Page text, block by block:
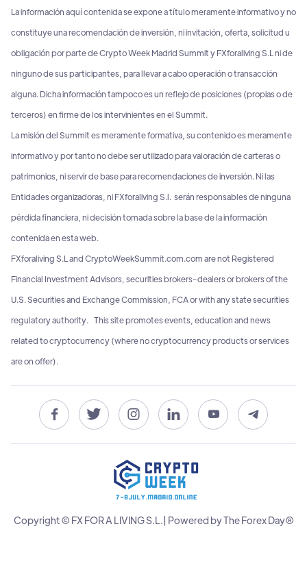
La información aquí contenida se expone a título meramente informativo y no
constituye una recomendación de inversión, ni invitación, oferta, solicitud u
obligación por parte de Crypto Week Madrid Summit y FXforaliving S.L ni de
ninguno de sus participantes, para llevar a cabo operación o transacción
alguna. Dicha información tampoco es un reflejo de posiciones (propias o de
terceros) en firme de los intervinientes en el Summit.
La misión del Summit es meramente formativa, su contenido es meramente
informativo y por tanto no debe ser utilizado para valoración de carteras o
patrimonios, ni servir de base para recomendaciones de inversión. Ni las
Entidades organizadoras, ni FXforaliving S.l. serán responsables de ninguna
pérdida financiera, ni decisión tomada sobre la base de la información
contenida en esta web.
FXforaliving S.L and CryptoWeekSummit.com.com are not Registered
Financial Investment Advisors, securities brokers-dealers or brokers of the
U.S. Securities and Exchange Commission, FCA or with any state securities
regulatory authority. This site promotes events, education and news
related to cryptocurrency (where no cryptocurrency products or services
are on offer).
     
Copyright © FX FOR A LIVING S.L.| Powered by The Forex Day®